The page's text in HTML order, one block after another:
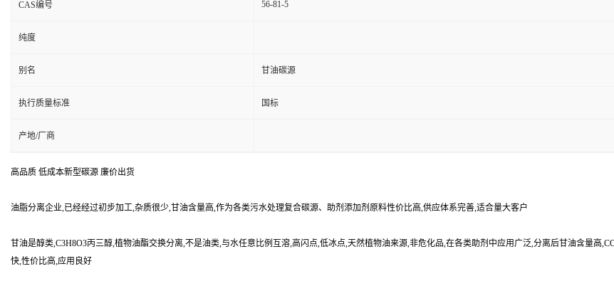
CAS编号 56-81-5
纯度
别名 甘油碳源
执行质量标准 国标
产地/厂商
高品质 低成本新型碳源 廉价出货
油脂分离企业,已经经过初步加工,杂质很少,甘油含量高,作为各类污水处理复合碳源、助剂添加剂原料性价比高,供应体系完善,适合量大客户
甘油是醇类,C3H8O3丙三醇,植物油酯交换分离,不是油类,与水任意比例互溶,高闪点,低冰点,天然植物油来源,非危化品,在各类助剂中应用广泛,分离后甘油含量高
快,性价比高,应用良好